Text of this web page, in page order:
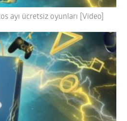
ayı ücretsiz oyunları [Video]